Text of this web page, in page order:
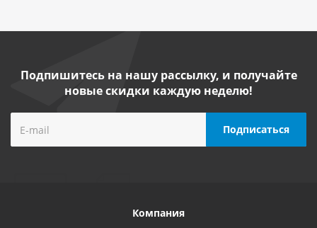
Подпишитесь на нашу рассылку, и получайте
новые скидки каждую неделю!
Компания